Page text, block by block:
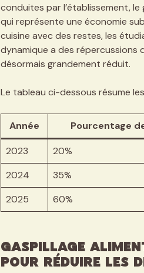
conduites par l’établissement, le
qui représente une économie
cuisine avec des restes, les
dynamique a des répercussions
désormais grandement réduit.
Le tableau ci-dessous résume
Année Pourcentage
2023 20%
2024
35%
2025
60%
Gaspillage
pour réduire les